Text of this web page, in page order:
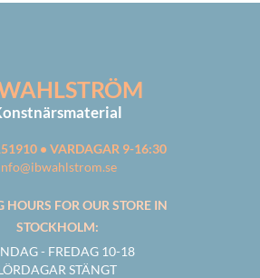
• VARDAGAR 9-16:30
HOURS FOR OUR STORE IN
STOCKHOLM:
- FREDAG 10-18
STÄNGT